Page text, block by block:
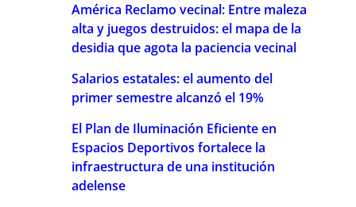
América Reclamo vecinal: Entre maleza
alta y juegos destruidos: el mapa de la
desidia que agota la paciencia vecinal
Salarios estatales: el aumento del
primer semestre alcanzó el 19%
El Plan de Iluminación Eficiente en
Espacios Deportivos fortalece la
infraestructura de una institución
adelense